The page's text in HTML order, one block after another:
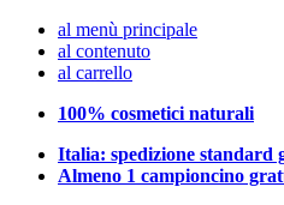
al menù principale
al contenuto
al carrello
100% cosmetici naturali
Italia: spedizione standard
Almeno 1 campioncino